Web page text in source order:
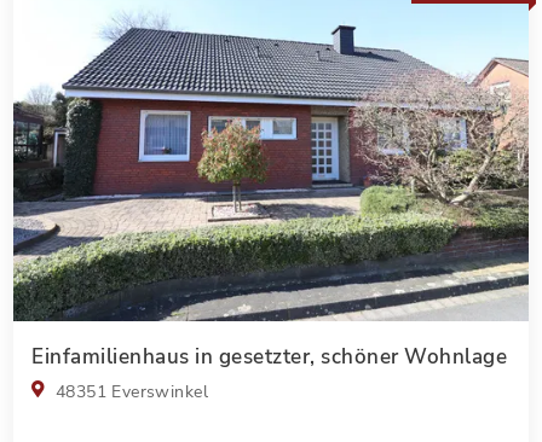
Einfamilienhaus in gesetzter, schöner Wohnlage
48351 Everswinkel